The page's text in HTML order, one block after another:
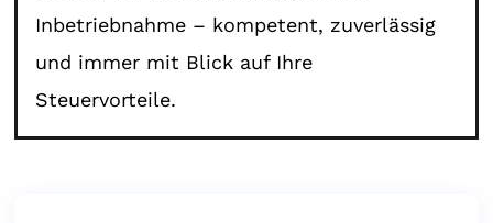
Inbetriebnahme – kompetent, zuverlässig
und immer mit Blick auf Ihre
Steuervorteile.